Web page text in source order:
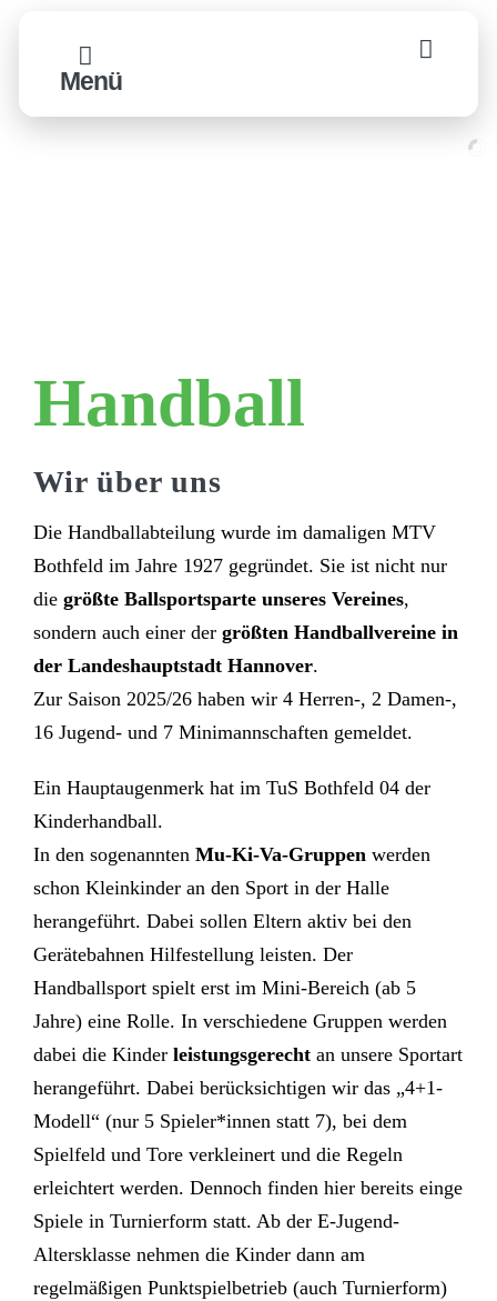
springenMenü
Handball
Wir über uns
Die Handballabteilung wurde im damaligen MTV
Bothfeld im Jahre 1927 gegründet. Sie ist nicht nur
die größte Ballsportsparte unseres Vereines,
sondern auch einer der größten Handballvereine in
der Landeshauptstadt Hannover.
Zur Saison 2025/26 haben wir 4 Herren-, 2 Damen-,
16 Jugend- und 7 Minimannschaften gemeldet.
Ein Hauptaugenmerk hat im TuS Bothfeld 04 der
Kinderhandball.
In den sogenannten Mu-Ki-Va-Gruppen werden
schon Kleinkinder an den Sport in der Halle
herangeführt. Dabei sollen Eltern aktiv bei den
Gerätebahnen Hilfestellung leisten. Der
Handballsport spielt erst im Mini-Bereich (ab 5
Jahre) eine Rolle. In verschiedene Gruppen werden
dabei die Kinder leistungsgerecht an unsere Sportart
herangeführt. Dabei berücksichtigen wir das „4+1-
Modell“ (nur 5 Spieler*innen statt 7), bei dem
Spielfeld und Tore verkleinert und die Regeln
erleichtert werden. Dennoch finden hier bereits einge
Spiele in Turnierform statt. Ab der E-Jugend-
Altersklasse nehmen die Kinder dann am
regelmäßigen Punktspielbetrieb (auch Turnierform)